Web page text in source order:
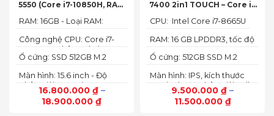
5550 (Core i7-10850H, RAM
Quadro T1000 4G, Màn
15.6” FHD+)
16.800.000 ₫–
18.900.000 ₫
Màn hình: 15.6 inch - Độ
phân giải: FHD+ (1920 x
1200 px)
Ổ cứng: SSD 512GB M.2
Công nghệ CPU: Core i7-
10750H, 6 nhân, 12 luồng
RAM: 16GB - Loại RAM:
7400 2in1 TOUCH – Core i7
màn hình 14 inch FHD Cảm
9.500.000 ₫ –
11.500.000 ₫
Màn hình: IPS, kích thước
14.0 inch, độ phân giải Full
HD (1920 x 1080)
Ổ cứng: 512GB SSD M.2
RAM: 16 GB LPDDR3, tốc độ
CPU: Intel Core i7-8665U